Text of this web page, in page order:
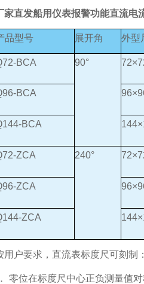
家直发船用仪表报警功能直流电
品型号 展开角 外型
BCA 90°
BCA
BCA
ZCA 240°
ZCA
ZCA
用户要求，直流表标度尺可刻制：
零位在标度尺中心正负测量值对